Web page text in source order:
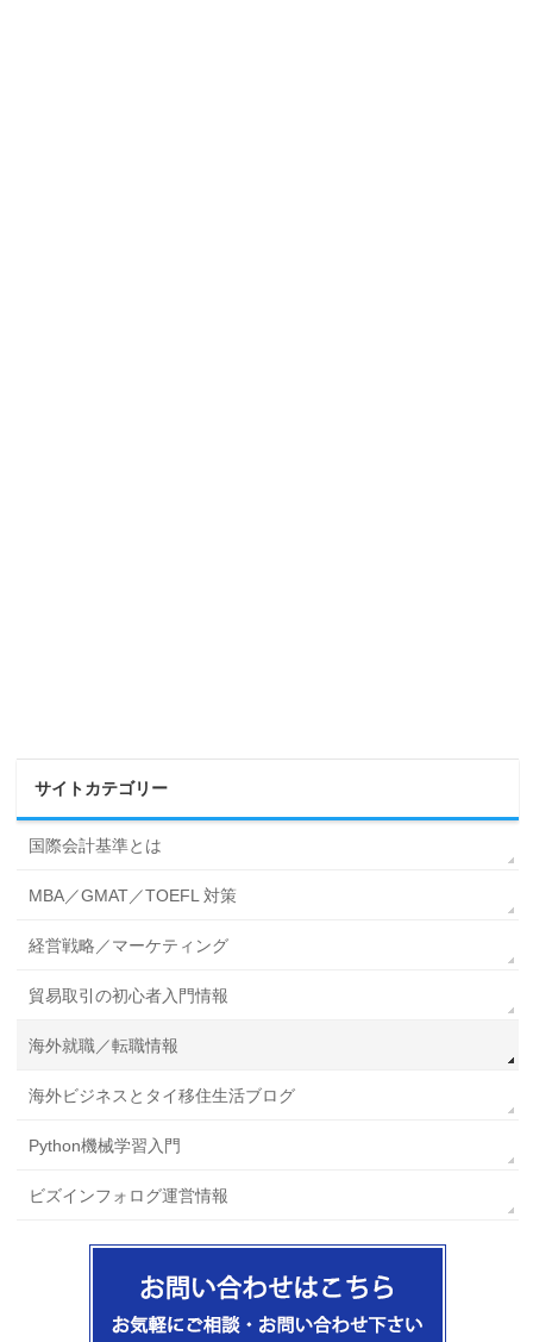
サイトカテゴリー
国際会計基準とは
MBA／GMAT／TOEFL 対策
経営戦略／マーケティング
貿易取引の初心者入門情報
海外就職／転職情報
海外ビジネスとタイ移住生活ブログ
Python機械学習入門
ビズインフォログ運営情報